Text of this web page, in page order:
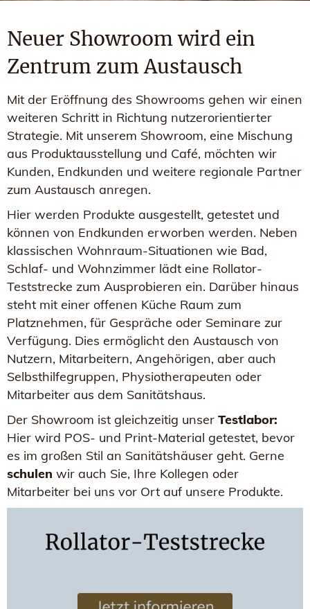
Neuer Showroom wird ein
Zentrum zum Austausch
Mit der Eröffnung des Showrooms gehen wir einen
weiteren Schritt in Richtung nutzerorientierter
Strategie. Mit unserem Showroom, eine Mischung
aus Produktausstellung und Café, möchten wir
Kunden, Endkunden und weitere regionale Partner
zum Austausch anregen.
Hier werden Produkte ausgestellt, getestet und
können von Endkunden erworben werden. Neben
klassischen Wohnraum-Situationen wie Bad,
Schlaf- und Wohnzimmer lädt eine Rollator-
Teststrecke zum Ausprobieren ein. Darüber hinaus
steht mit einer offenen Küche Raum zum
Platznehmen, für Gespräche oder Seminare zur
Verfügung. Dies ermöglicht den Austausch von
Nutzern, Mitarbeitern, Angehörigen, aber auch
Selbsthilfegruppen, Physiotherapeuten oder
Mitarbeiter aus dem Sanitätshaus.
Der Showroom ist gleichzeitig unser Testlabor:
Hier wird POS- und Print-Material getestet, bevor
es im großen Stil an Sanitätshäuser geht. Gerne
schulen wir auch Sie, Ihre Kollegen oder
Mitarbeiter bei uns vor Ort auf unsere Produkte.